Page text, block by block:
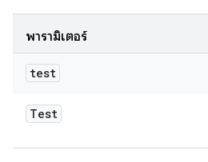
พารามิเตอร์
test
Test